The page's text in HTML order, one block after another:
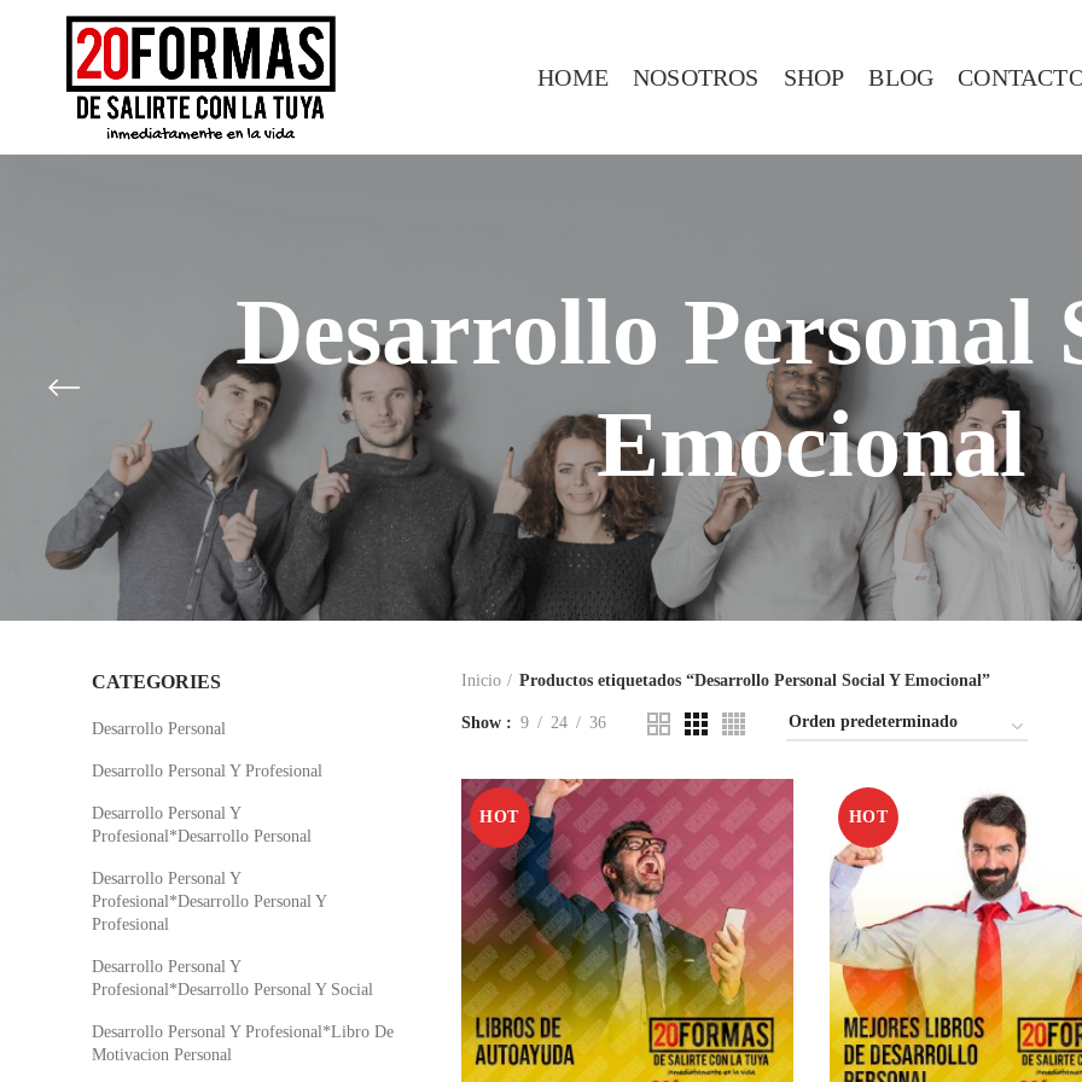
HOME NOSOTROS SHOP BLOG
Desarrollo Personal
Emocional
Inicio Productos etiquetados “Desarrollo Personal Social Y Emocional”
Show 9 24 36
HOT HOT
CATEGORIES
Desarrollo Personal
Desarrollo Personal Y Profesional
Desarrollo Personal Y
Profesional*Desarrollo Personal
Desarrollo Personal Y
Profesional*Desarrollo Personal Y
Profesional
Desarrollo Personal Y
Profesional*Desarrollo Personal Y Social
Desarrollo Personal Y Profesional*Libro De
Motivacion Personal